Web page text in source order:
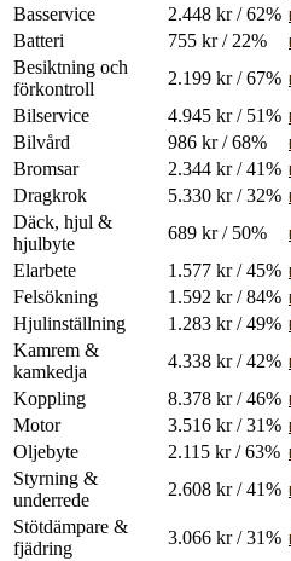
Basservice 2.448 kr / 62%
Batteri 755 kr / 22%
Besiktning och
förkontroll
2.199 kr / 67%
Bilservice 4.945 kr / 51%
Bilvård 986 kr / 68%
Bromsar 2.344 kr / 41%
Dragkrok 5.330 kr / 32%
Däck, hjul &
hjulbyte
689 kr / 50%
Elarbete 1.577 kr / 45%
Felsökning 1.592 kr / 84%
Hjulinställning 1.283 kr / 49%
Kamrem &
kamkedja
4.338 kr / 42%
Koppling 8.378 kr / 46%
Motor 3.516 kr / 31%
Oljebyte 2.115 kr / 63%
Styrning &
underrede
2.608 kr / 41%
Stötdämpare &
fjädring
3.066 kr / 31%